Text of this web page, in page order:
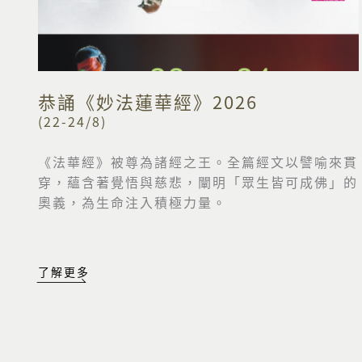
恭誦《妙法蓮華經》2026
(22-24/8)
《法華經》被尊為諸經之王。全篇經文以譬喻來貫
穿， 蘊含著覺悟與慈悲，闡明「眾生皆可成佛」的
奧義， 為生命注入積極力量。
了解更多